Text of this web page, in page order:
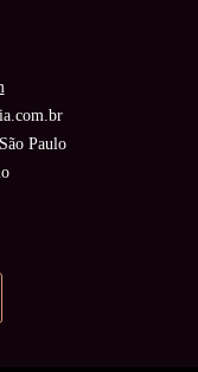
Paulo